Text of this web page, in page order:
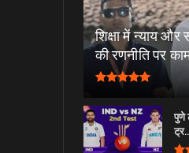
शिक्षा में न्याय
की रणनीति पर
पुणे